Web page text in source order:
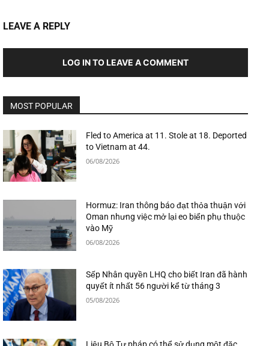
LEAVE A REPLY
LOG IN TO LEAVE A COMMENT
MOST POPULAR
Fled to America at 11. Stole at 18. Deported
to Vietnam at 44.
06/08/2026
Hormuz: Iran thông báo đạt thỏa thuận với
Oman nhưng việc mở lại eo biển phụ thuộc
vào Mỹ
06/08/2026
Sếp Nhân quyền LHQ cho biết Iran đã hành
quyết ít nhất 56 người kể từ tháng 3
05/08/2026